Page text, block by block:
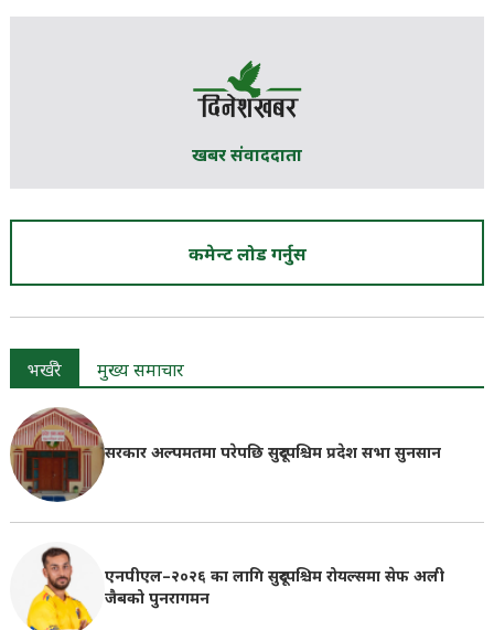
खबर संवाददाता
कमेन्ट लोड गर्नुस
भर्खरै मुख्य समाचार
सरकार अल्पमतमा परेपछि सुदूरपश्चिम प्रदेश सभा सुनसान
एनपीएल–२०२६ का लागि सुदूरपश्चिम रोयल्समा सेफ अली
जैबको पुनरागमन